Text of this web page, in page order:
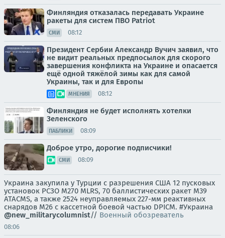
Финляндия отказалась передавать Украине
ракеты для систем ПВО Patriot
СМИ 08:12
Президент Сербии Александр Вучич заявил, что
не видит реальных предпосылок для скорого
завершения конфликта на Украине и опасается
ещё одной тяжёлой зимы как для самой
Украины, так и для Европы
МНЕНИЯ 08:12
Финляндия не будет исполнять хотелки
Зеленского
ПАБЛИКИ 08:09
Доброе утро, дорогие подписчики!
СМИ 08:09
Украина закупила у Турции с разрешения США 12 пусковых
установок РСЗО M270 MLRS, 70 баллистических ракет M39
ATACMS, а также 2524 неуправляемых 227-мм реактивных
снарядов M26 с кассетной боевой частью DPICM. #Украина
@new_militarycolumnist// Военный обозреватель
08:06